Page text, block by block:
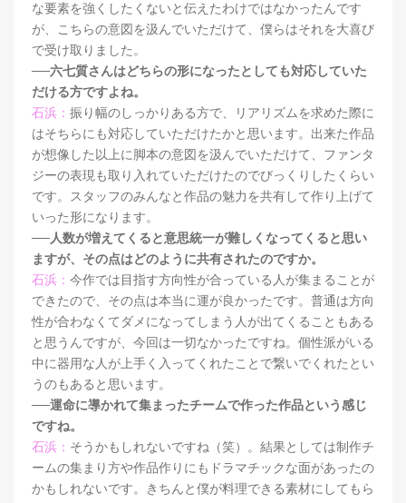
な要素を強くしたくないと伝えたわけではなかったんです
が、こちらの意図を汲んでいただけて、僕らはそれを大喜び
で受け取りました。
──六七質さんはどちらの形になったとしても対応していた
だける方ですよね。
石浜： 振り幅のしっかりある方で、リアリズムを求めた際に
はそちらにも対応していただけたかと思います。出来た作品
が想像した以上に脚本の意図を汲んでいただけて、ファンタ
ジーの表現も取り入れていただけたのでびっくりしたくらい
です。スタッフのみんなと作品の魅力を共有して作り上げて
いった形になります。
──人数が増えてくると意思統一が難しくなってくると思い
ますが、その点はどのように共有されたのですか。
石浜： 今作では目指す方向性が合っている人が集まることが
できたので、その点は本当に運が良かったです。普通は方向
性が合わなくてダメになってしまう人が出てくることもある
と思うんですが、今回は一切なかったですね。個性派がいる
中に器用な人が上手く入ってくれたことで繋いでくれたとい
うのもあると思います。
──運命に導かれて集まったチームで作った作品という感じ
ですね。
石浜： そうかもしれないですね（笑）。結果としては制作チ
ームの集まり方や作品作りにもドラマチックな面があったの
かもしれないです。きちんと僕が料理できる素材にしてもら